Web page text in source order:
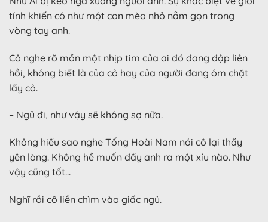
tính khiến cô như một con mèo nhỏ nằm gọn trong
vòng tay anh.
Cô nghe rõ mồn một nhịp tim của ai đó đang đập liên
hồi, không biết là của cô hay của người đang ôm chặt
lấy cô.
– Ngủ đi, như vậy sẽ không sợ nữa.
Không hiểu sao nghe Tống Hoài Nam nói cô lại thấy
yên lòng. Không hề muốn đẩy anh ra một xíu nào. Như
vậy cũng tốt…
Nghĩ rồi cô liền chìm vào giấc ngủ.